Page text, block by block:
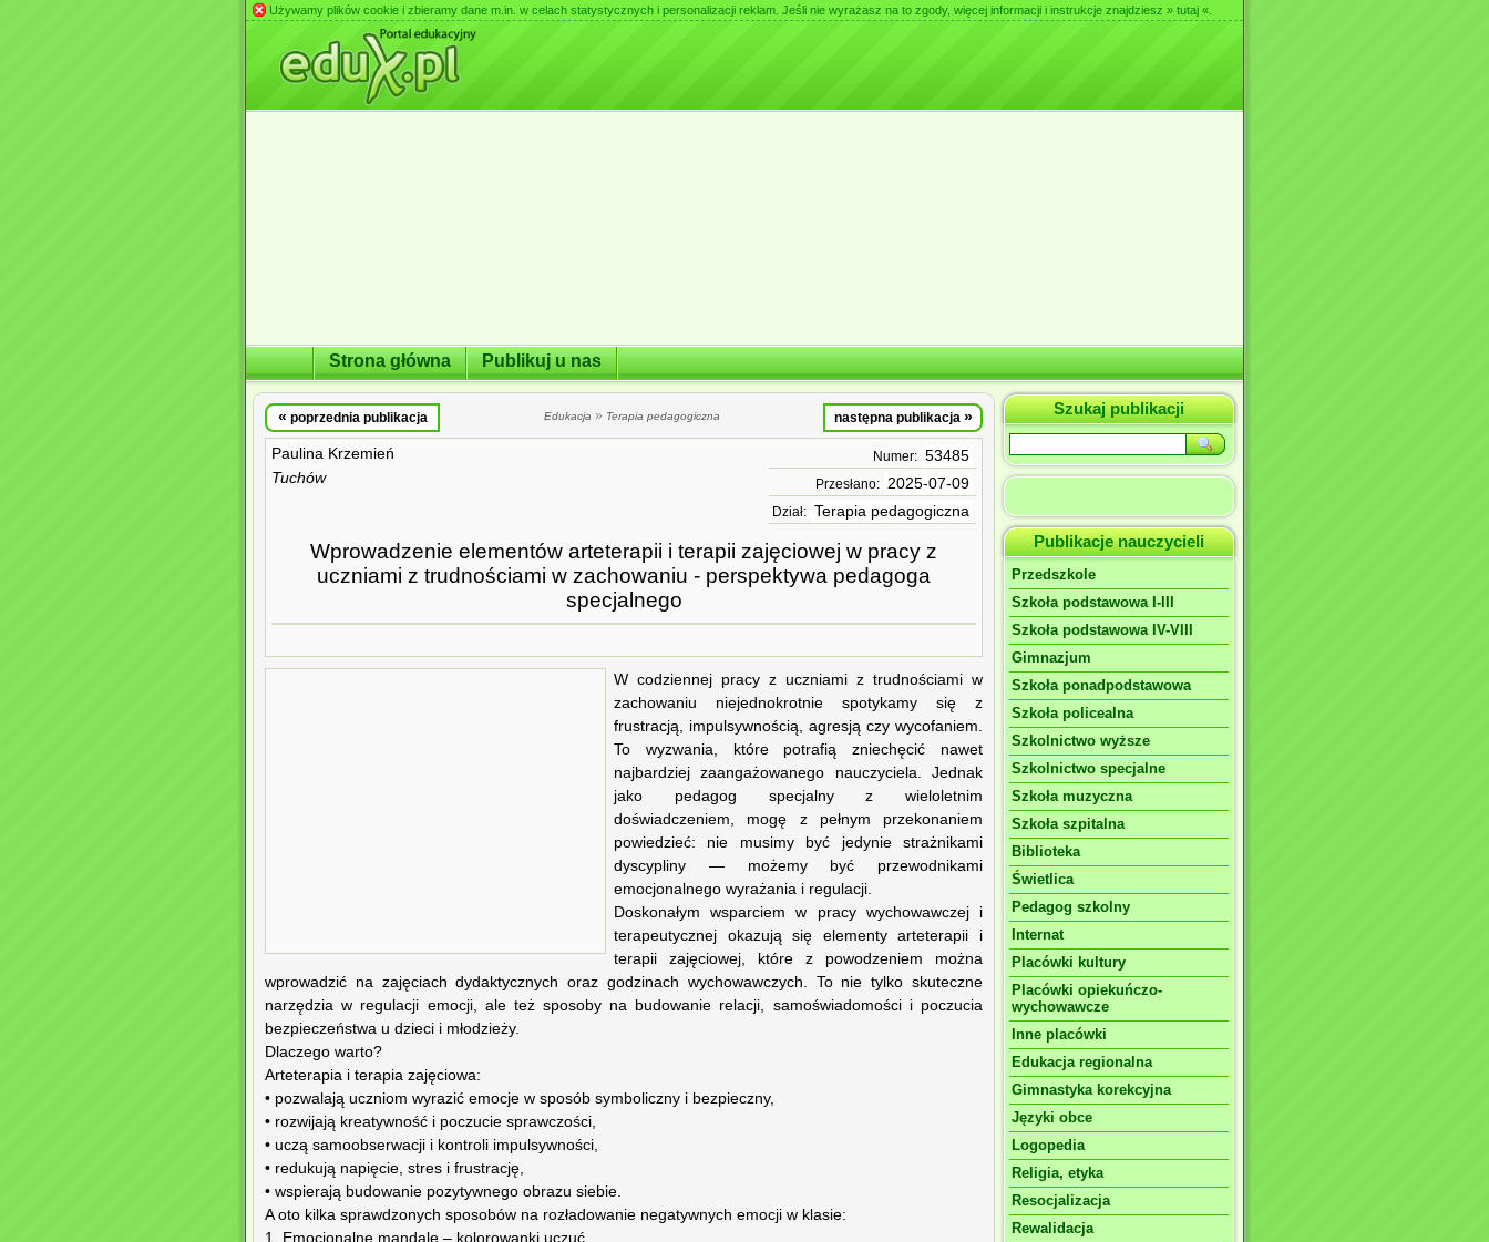
Używamy plików cookie i zbieramy dane m.in. w celach statystycznych i personalizacji reklam. Jeśli nie wyrażasz na to zgody, więcej informacji i instrukcje znajdziesz » tutaj «
Strona główna Publikuj u nas
« poprzednia publikacja Edukacja » Terapia pedagogiczna następna publikacja »
Paulina Krzemień
Tuchów
Numer: 53485
Przesłano: 2025-07-09
Dział: Terapia pedagogiczna
Wprowadzenie elementów arteterapii i terapii zajęciowej w pracy z
uczniami z trudnościami w zachowaniu - perspektywa pedagoga
specjalnego
W codziennej pracy z uczniami z trudnościami w
zachowaniu niejednokrotnie spotykamy się z
frustracją, impulsywnością, agresją czy wycofaniem.
To wyzwania, które potrafią zniechęcić nawet
najbardziej zaangażowanego nauczyciela. Jednak
jako pedagog specjalny z wieloletnim
doświadczeniem, mogę z pełnym przekonaniem
powiedzieć: nie musimy być jedynie strażnikami
dyscypliny — możemy być przewodnikami
emocjonalnego wyrażania i regulacji.
Doskonałym wsparciem w pracy wychowawczej i
terapeutycznej okazują się elementy arteterapii i
terapii zajęciowej, które z powodzeniem można
wprowadzić na zajęciach dydaktycznych oraz godzinach wychowawczych. To nie tylko skuteczne
narzędzia w regulacji emocji, ale też sposoby na budowanie relacji, samoświadomości i poczucia
bezpieczeństwa u dzieci i młodzieży.
Dlaczego warto?
Arteterapia i terapia zajęciowa:
• pozwalają uczniom wyrazić emocje w sposób symboliczny i bezpieczny,
• rozwijają kreatywność i poczucie sprawczości,
• uczą samoobserwacji i kontroli impulsywności,
• redukują napięcie, stres i frustrację,
• wspierają budowanie pozytywnego obrazu siebie.
A oto kilka sprawdzonych sposobów na rozładowanie negatywnych emocji w klasie:
1. Emocjonalne mandale – kolorowanki uczuć
Szukaj publikacji
Publikacje nauczycieli
Przedszkole
Szkoła podstawowa I-III
Szkoła podstawowa IV-VIII
Gimnazjum
Szkoła ponadpodstawowa
Szkoła policealna
Szkolnictwo wyższe
Szkolnictwo specjalne
Szkoła muzyczna
Szkoła szpitalna
Biblioteka
Świetlica
Pedagog szkolny
Internat
Placówki kultury
Placówki opiekuńczo-
wychowawcze
Inne placówki
Edukacja regionalna
Gimnastyka korekcyjna
Języki obce
Logopedia
Religia, etyka
Resocjalizacja
Rewalidacja